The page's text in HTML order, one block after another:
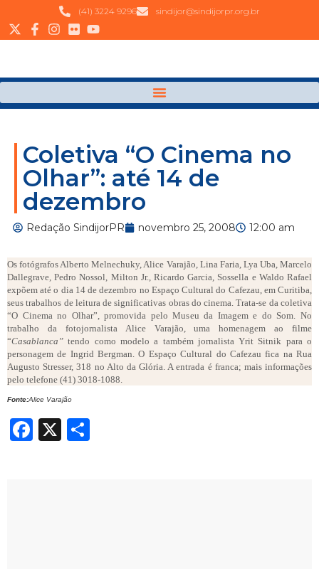
(41) 3224 9296 sindijor@sindijorpr.org.br
Coletiva “O Cinema no
Olhar”: até 14 de
dezembro
Redação SindijorPR novembro 25, 2008 12:00 am
Os fotógrafos Alberto Melnechuky, Alice Varajão, Lina Faria, Lya Uba, Marcelo
Dallegrave, Pedro Nossol, Milton Jr., Ricardo Garcia, Sossella e Waldo Rafael
expõem até o dia 14 de dezembro no Espaço Cultural do Cafezau, em Curitiba,
seus trabalhos de leitura de significativas obras do cinema. Trata-se da coletiva
“O Cinema no Olhar”, promovida pelo Museu da Imagem e do Som. No
trabalho da fotojornalista Alice Varajão, uma homenagemao filme
“Casablanca” tendo como modelo a também jornalista Yrit Sitnik para o
personagem de Ingrid Bergman. O Espaço Cultural do Cafezau fica na Rua
Augusto Stresser, 318 no Alto da Glória. A entrada é franca; mais informações
pelo telefone (41) 3018-1088.
Fonte:Alice Varajão
Facebook
X